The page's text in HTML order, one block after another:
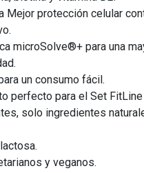
Mejor protección celular
microSolve®+ para una
un consumo fácil.
perfecto para el Set FitLine
solo ingredientes
y veganos.